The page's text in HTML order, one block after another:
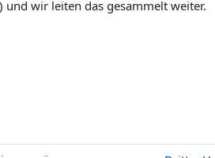
wir leiten das gesammelt weiter.